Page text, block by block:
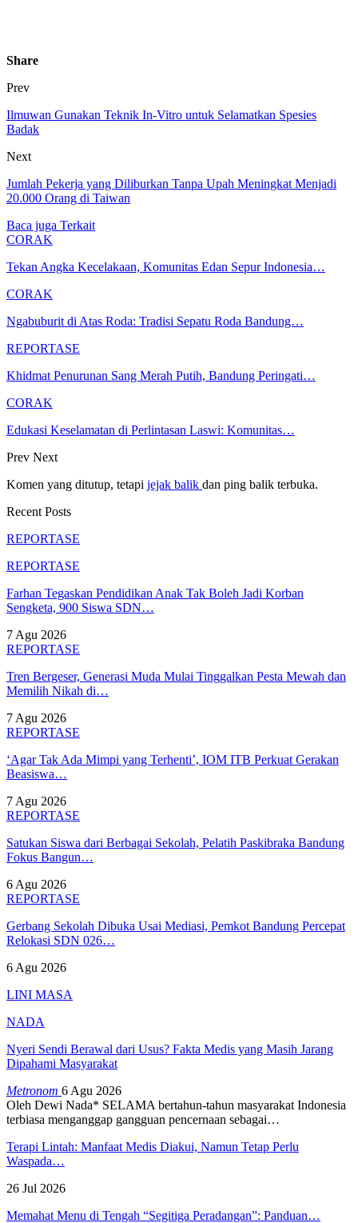
Share
Prev
Ilmuwan Gunakan Teknik In-Vitro untuk Selamatkan Spesies
Badak
Next
Jumlah Pekerja yang Diliburkan Tanpa Upah Meningkat Menjadi
20.000 Orang di Taiwan
Baca juga Terkait
CORAK
Tekan Angka Kecelakaan, Komunitas Edan Sepur Indonesia…
CORAK
Ngabuburit di Atas Roda: Tradisi Sepatu Roda Bandung…
REPORTASE
Khidmat Penurunan Sang Merah Putih, Bandung Peringati…
CORAK
Edukasi Keselamatan di Perlintasan Laswi: Komunitas…
Prev Next
Komen yang ditutup, tetapi jejak balik dan ping balik terbuka.
Recent Posts
REPORTASE
REPORTASE
Farhan Tegaskan Pendidikan Anak Tak Boleh Jadi Korban
Sengketa, 900 Siswa SDN…
7 Agu 2026
REPORTASE
Tren Bergeser, Generasi Muda Mulai Tinggalkan Pesta Mewah dan
Memilih Nikah di…
7 Agu 2026
REPORTASE
‘Agar Tak Ada Mimpi yang Terhenti’, IOM ITB Perkuat Gerakan
Beasiswa…
7 Agu 2026
REPORTASE
Satukan Siswa dari Berbagai Sekolah, Pelatih Paskibraka Bandung
Fokus Bangun…
6 Agu 2026
REPORTASE
Gerbang Sekolah Dibuka Usai Mediasi, Pemkot Bandung Percepat
Relokasi SDN 026…
6 Agu 2026
LINI MASA
NADA
Nyeri Sendi Berawal dari Usus? Fakta Medis yang Masih Jarang
Dipahami Masyarakat
Metronom 6 Agu 2026
Oleh Dewi Nada* SELAMA bertahun-tahun masyarakat Indonesia
terbiasa menganggap gangguan pencernaan sebagai…
Terapi Lintah: Manfaat Medis Diakui, Namun Tetap Perlu
Waspada…
26 Jul 2026
Memahat Menu di Tengah “Segitiga Peradangan”: Panduan…